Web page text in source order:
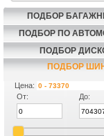
ПОДБОР
ПОДБОР ПО
ПОДБОР
ПОДБОР
Цена:
От:
До: